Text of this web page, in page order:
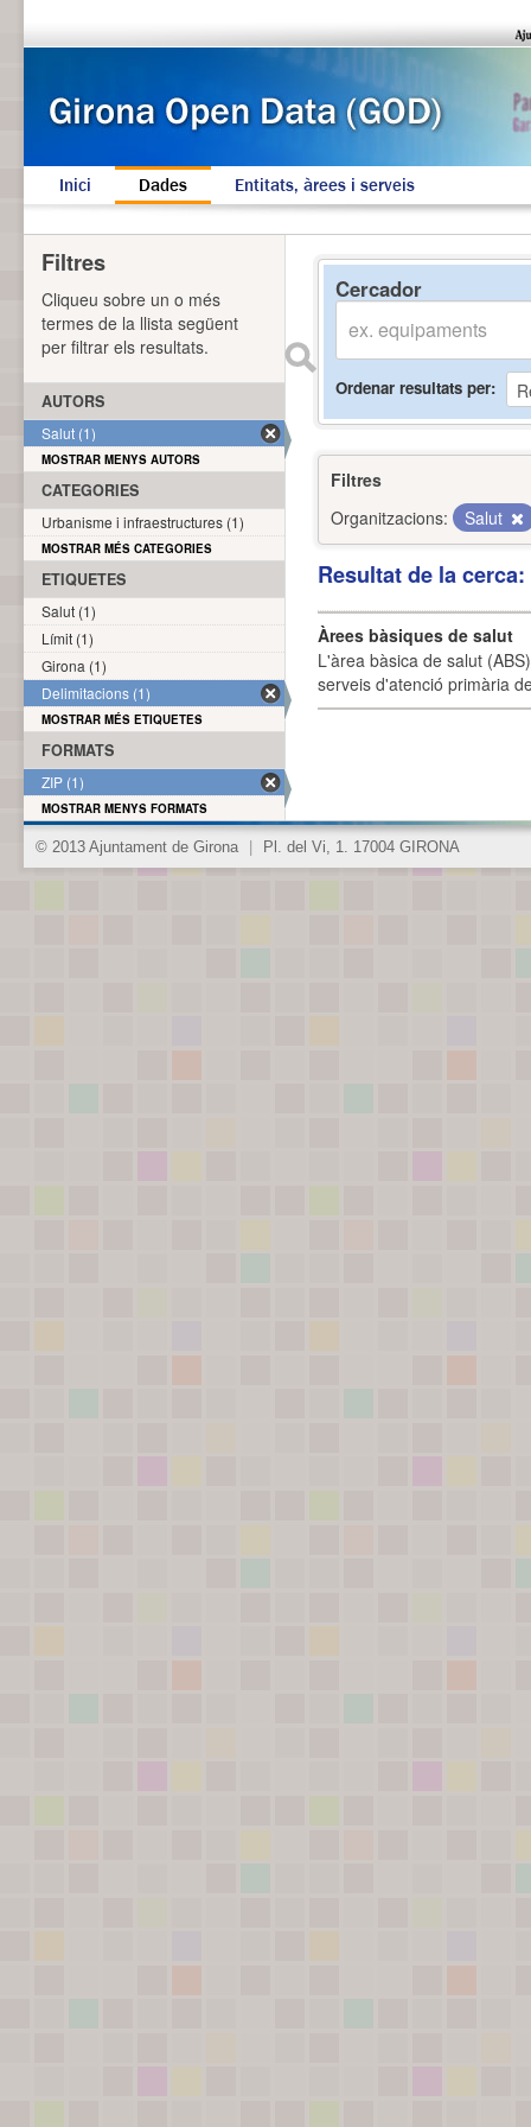
Inici Dades Entitats, àrees i serveis
Cercador
Ordenar resultats per
Filtres
Organitzacions:
Salut
Resultat de la
Àrees bàsiques de salut
L'àrea bàsica de salut
serveis d'atenció primària
Filtres
Cliqueu sobre un o més
termes de la llista següent
per filtrar els resultats.
AUTORS
Salut (1)
MOSTRAR MENYS AUTORS
CATEGORIES
Urbanisme i infraestructures (1)
MOSTRAR MÉS CATEGORIES
ETIQUETES
Salut (1)
Límit (1)
Girona (1)
Delimitacions (1)
MOSTRAR MÉS ETIQUETES
FORMATS
ZIP (1)
MOSTRAR MENYS FORMATS
© 2013 Ajuntament de Girona Pl. del Vi, 1. 17004 GIRONA